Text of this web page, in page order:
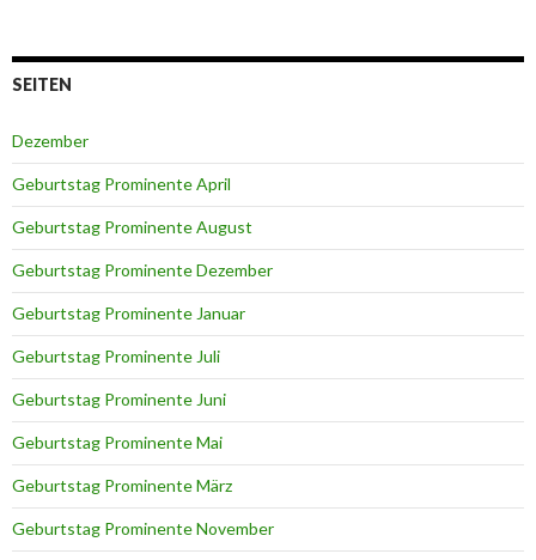
SEITEN
Dezember
Geburtstag Prominente April
Geburtstag Prominente August
Geburtstag Prominente Dezember
Geburtstag Prominente Januar
Geburtstag Prominente Juli
Geburtstag Prominente Juni
Geburtstag Prominente Mai
Geburtstag Prominente März
Geburtstag Prominente November